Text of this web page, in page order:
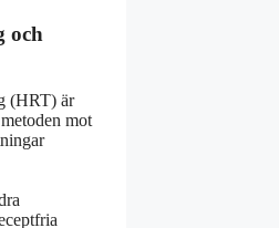
och
(HRT) är
mot